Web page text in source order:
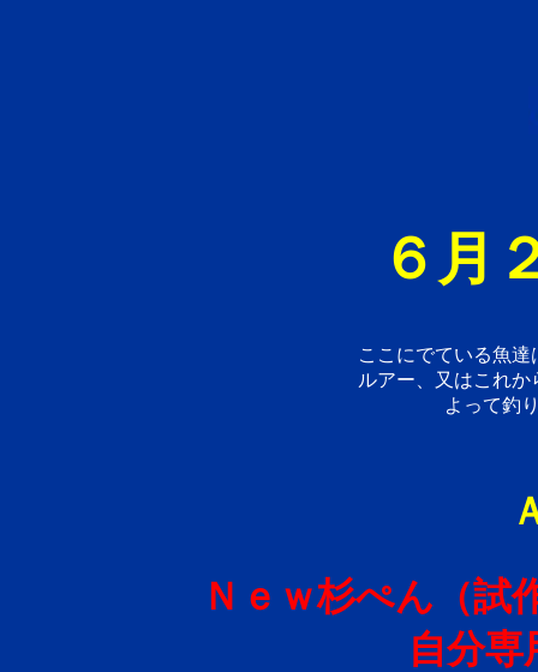
６月
ここにでている魚
ルアー、又はこれ
よって釣
Ｎｅｗ杉ぺん（試
自分